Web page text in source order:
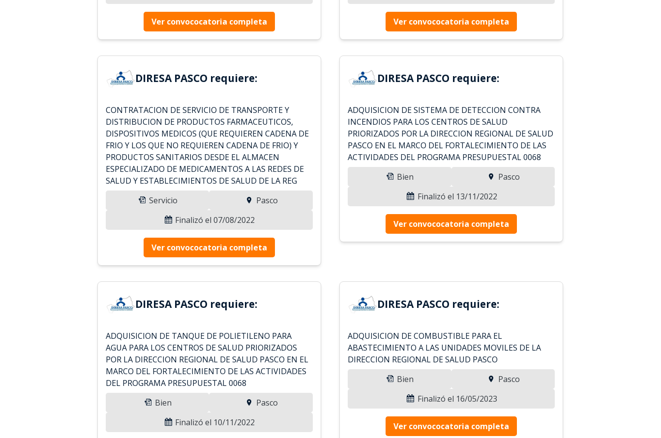
Ver convococatoria completa Ver convococatoria completa
DIRESA PASCO requiere:
CONTRATACION DE SERVICIO DE TRANSPORTE Y
DISTRIBUCION DE PRODUCTOS FARMACEUTICOS,
DISPOSITIVOS MEDICOS (QUE REQUIEREN CADENA DE
FRIO Y LOS QUE NO REQUIEREN CADENA DE FRIO) Y
PRODUCTOS SANITARIOS DESDE EL ALMACEN
ESPECIALIZADO DE MEDICAMENTOS A LAS REDES DE
SALUD Y ESTABLECIMIENTOS DE SALUD DE LA REG
Servicio
Pasco
Finalizó el 07/08/2022
Ver convococatoria completa
DIRESA PASCO requiere:
ADQUISICION DE SISTEMA DE DETECCION CONTRA
INCENDIOS PARA LOS CENTROS DE SALUD
PRIORIZADOS POR LA DIRECCION REGIONAL DE SALUD
PASCO EN EL MARCO DEL FORTALECIMIENTO DE LAS
ACTIVIDADES DEL PROGRAMA PRESUPUESTAL 0068
Bien
Pasco
Finalizó el 13/11/2022
Ver convococatoria completa
DIRESA PASCO requiere:
ADQUISICION DE TANQUE DE POLIETILENO PARA
AGUA PARA LOS CENTROS DE SALUD PRIORIZADOS
POR LA DIRECCION REGIONAL DE SALUD PASCO EN EL
MARCO DEL FORTALECIMIENTO DE LAS ACTIVIDADES
DEL PROGRAMA PRESUPUESTAL 0068
Bien
Pasco
Finalizó el 10/11/2022
DIRESA PASCO requiere:
ADQUISICION DE COMBUSTIBLE PARA EL
ABASTECIMIENTO A LAS UNIDADES MOVILES DE LA
DIRECCION REGIONAL DE SALUD PASCO
Bien
Pasco
Finalizó el 16/05/2023
Ver convococatoria completa